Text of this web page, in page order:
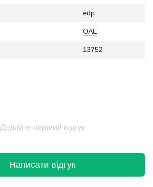
edp
ОАЕ
13752
Додайте перший відгук
Написати відгук